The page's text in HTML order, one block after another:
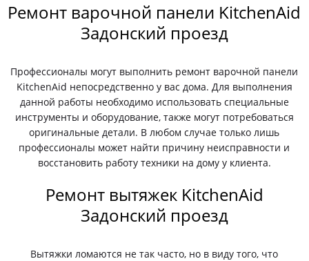
Ремонт варочной панели KitchenAid
Задонский проезд
Профессионалы могут выполнить ремонт варочной панели
KitchenAid непосредственно у вас дома. Для выполнения
данной работы необходимо использовать специальные
инструменты и оборудование, также могут потребоваться
оригинальные детали. В любом случае только лишь
профессионалы может найти причину неисправности и
восстановить работу техники на дому у клиента.
Ремонт вытяжек KitchenAid
Задонский проезд
Вытяжки ломаются не так часто, но в виду того, что